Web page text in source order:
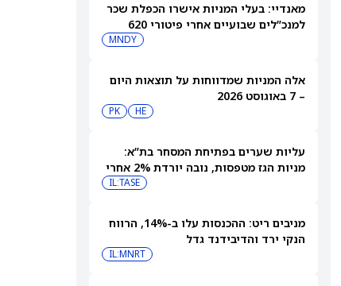
מאנדיי: בעלי המניות אישרו הכפלת שכר
למנכ”לים שבועיים אחרי פיטורי 620
MNDY
אלה המניות שמדווחות על תוצאות היום
– 7 באוגוסט 2026
HE
PK
עליות שערים בפתיחת המסחר בת”א:
מניות הגז מטפסות, נובה יורדת 2% אחרי
IL:TASE
מניבים ריט: ההכנסות עלו ב-14%, הרווח
הנקי ירד והדיבידנד גדל
IL:MNRT